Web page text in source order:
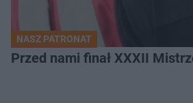
NASZ PATRONAT
Przed nami finał XXXII